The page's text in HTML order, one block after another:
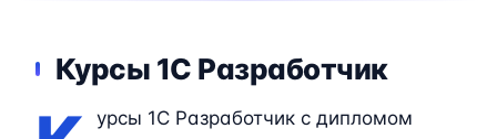
Курсы 1C Разработчик
урсы 1C Разработчик с дипломом